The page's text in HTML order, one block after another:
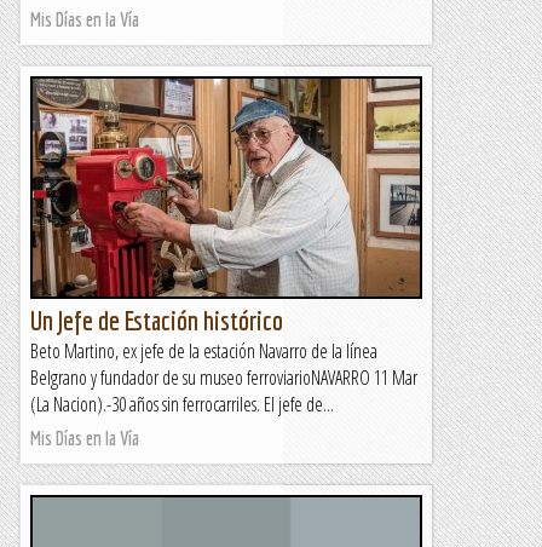
Mis Días en la Vía
Un Jefe de Estación histórico
Beto Martino, ex jefe de la estación Navarro de la línea
Belgrano y fundador de su museo ferroviarioNAVARRO 11 Mar
(La Nacion).-30 años sin ferrocarriles. El jefe de...
Mis Días en la Vía